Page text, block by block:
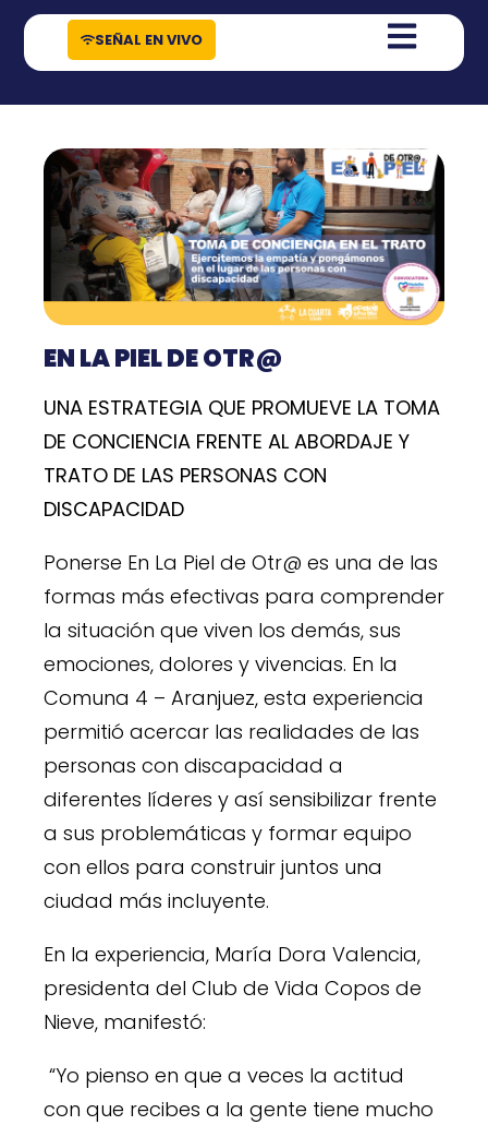
contenido
SEÑAL EN VIVO
EN LA PIEL DE OTR@
UNA ESTRATEGIA QUE PROMUEVE LA TOMA
DE CONCIENCIA FRENTE AL ABORDAJE Y
TRATO DE LAS PERSONAS CON
DISCAPACIDAD
Ponerse En La Piel de Otr@ es una de las
formas más efectivas para comprender
la situación que viven los demás, sus
emociones, dolores y vivencias. En la
Comuna 4 – Aranjuez, esta experiencia
permitió acercar las realidades de las
personas con discapacidad a
diferentes líderes y así sensibilizar frente
a sus problemáticas y formar equipo
con ellos para construir juntos una
ciudad más incluyente.
En la experiencia, María Dora Valencia,
presidenta del Club de Vida Copos de
Nieve, manifestó:
“Yo pienso en que a veces la actitud
con que recibes a la gente tiene mucho